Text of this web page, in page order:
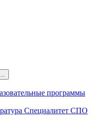
программы
Специалитет СПО